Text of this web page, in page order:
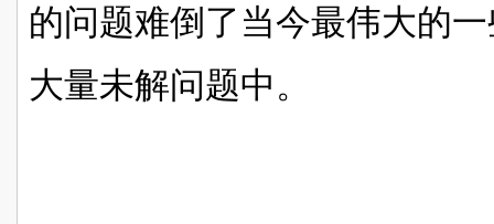
的问题难倒了当今最伟大的
大量未解问题中。